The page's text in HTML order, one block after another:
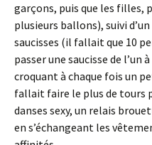
garçons, puis que les filles,
plusieurs ballons), suivi
saucisses (il fallait que 10
passer une saucisse de l’un
croquant à chaque fois un
fallait faire le plus de tours
danses sexy, un relais
en s’échangeant les